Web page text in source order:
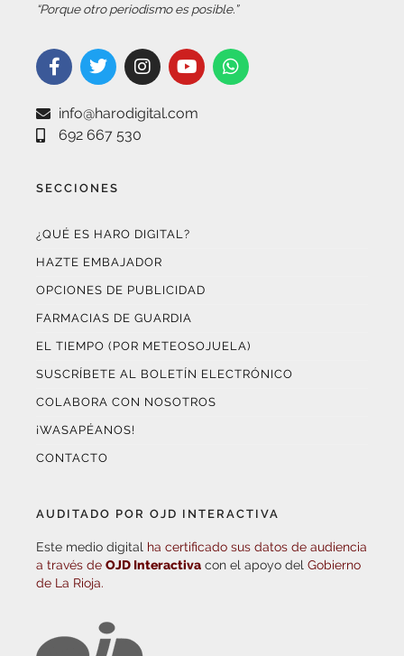
“Porque otro periodismo es posible.”
info@harodigital.com
692 667 530
SECCIONES
¿QUÉ ES HARO DIGITAL?
HAZTE EMBAJADOR
OPCIONES DE PUBLICIDAD
FARMACIAS DE GUARDIA
EL TIEMPO (POR METEOSOJUELA)
SUSCRÍBETE AL BOLETÍN ELECTRÓNICO
COLABORA CON NOSOTROS
¡WASAPÉANOS!
CONTACTO
AUDITADO POR OJD INTERACTIVA
Este medio digital ha certificado sus datos de audiencia
a través de OJD Interactiva con el apoyo del Gobierno
de La Rioja.